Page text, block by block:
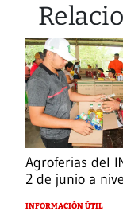
Agroferias del
2 de junio a
INFORMACIÓN ÚTIL